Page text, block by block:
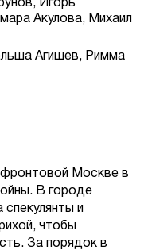
Игорь
Акулова, Михаил
Агишев, Римма
Москве в
В городе
и
чтобы
За порядок в